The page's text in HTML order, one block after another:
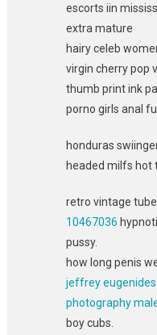
escorts iin
extra mature
hairy celeb
virgin cherry pop
thumb print ink
porno girls anal
honduras
headed milfs hot
retro vintage
10467036
pussy.
how long penis
jeffrey
photography
boy cubs.